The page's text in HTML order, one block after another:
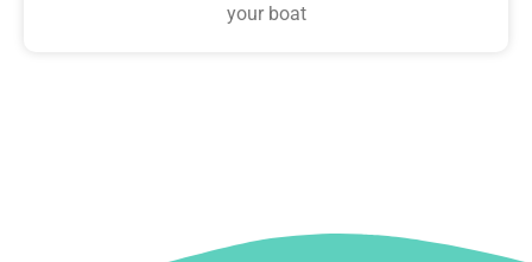
your boat